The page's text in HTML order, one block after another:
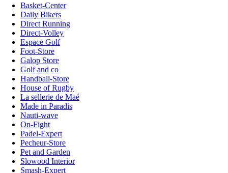
Basket-Center
Daily Bikers
Direct Running
Direct-Volley
Espace Golf
Foot-Store
Galop Store
Golf and co
Handball-Store
House of Rugby
La sellerie de Maé
Made in Paradis
Nauti-wave
On-Fight
Padel-Expert
Pecheur-Store
Pet and Garden
Slowood Interior
Smash-Expert